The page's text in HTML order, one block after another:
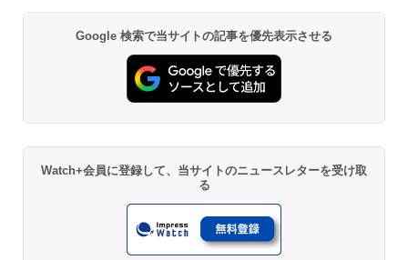
Google 検索で当サイトの記事を優先表示させる
Watch+会員に登録して、当サイトのニュースレターを受け取
る